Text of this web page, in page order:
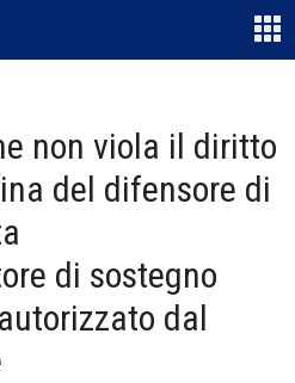
non viola il diritto
del difensore di
di sostegno
dal